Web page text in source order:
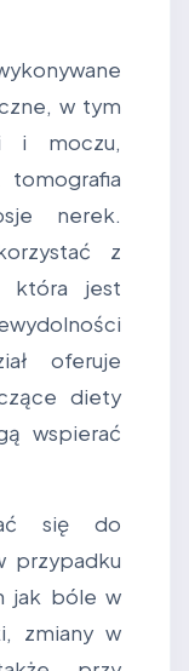
w tym
i moczu,
tomografia
nerek.
z
która jest
oferuje
diety
wspierać
się do
przypadku
jak bóle w
zmiany w